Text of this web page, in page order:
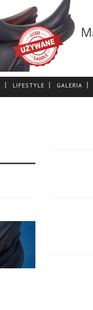
LIFESTYLE GALERIA